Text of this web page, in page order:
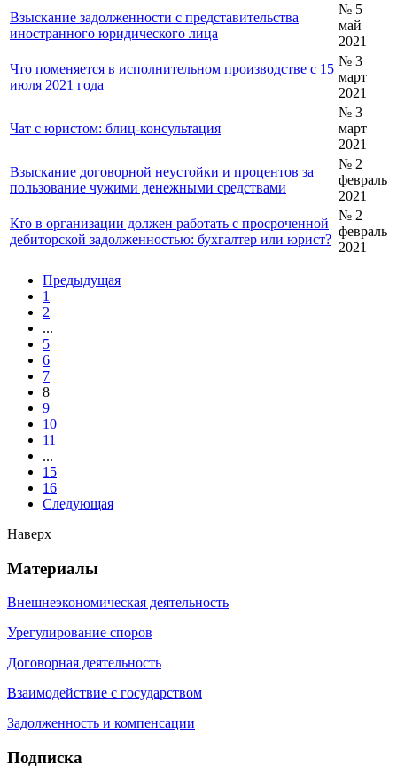
Взыскание задолженности с представительства
иностранного юридического лица
№ 5
май
2021
Что поменяется в исполнительном производстве с 15
июля 2021 года
№ 3
март
2021
Чат с юристом: блиц-консультация
№ 3
март
2021
Взыскание договорной неустойки и процентов за
пользование чужими денежными средствами
№ 2
февраль
2021
Кто в организации должен работать с просроченной
дебиторской задолженностью: бухгалтер или юрист?
№ 2
февраль
2021
Предыдущая
1
2
...
5
6
7
8
9
10
11
...
15
16
Следующая
Наверх
Материалы
Внешнеэкономическая деятельность
Урегулирование споров
Договорная деятельность
Взаимодействие с государством
Задолженность и компенсации
Подписка